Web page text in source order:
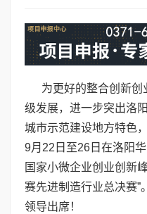
为更好的整合创新创
级发展，进一步突出洛
城市示范建设地方特色
9月22日至26日在洛阳
国家小微企业创业创新
赛先进制造行业总决赛”
领导出席！